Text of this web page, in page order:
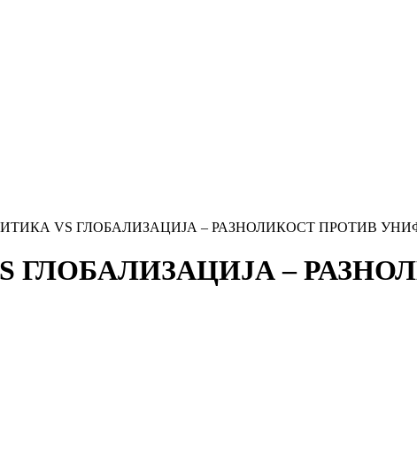
VS ГЛОБАЛИЗАЦИЈА – РАЗНОЛИКОСТ ПРОТИВ
ГЛОБАЛИЗАЦИЈА –